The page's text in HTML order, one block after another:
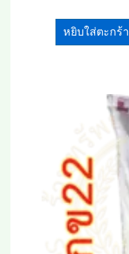
หยิบใส่ตะกร้า